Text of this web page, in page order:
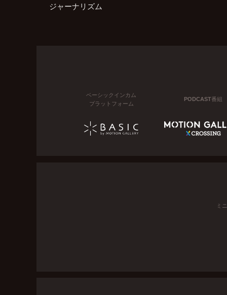
ジャーナリズム
ベーシックインカム
プラットフォーム
PODCAST番組
ミ